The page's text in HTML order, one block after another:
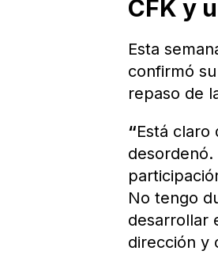
CFK y
Esta
confirmó
repaso de
“Está
No tengo
desarrollar
dirección y